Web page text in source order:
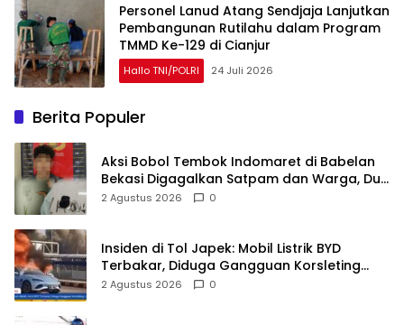
Personel Lanud Atang Sendjaja Lanjutkan
Pembangunan Rutilahu dalam Program
TMMD Ke-129 di Cianjur
Hallo TNI/POLRI 24 Juli 2026
Berita Populer
Aksi Bobol Tembok Indomaret di Babelan
Bekasi Digagalkan Satpam dan Warga, Dua
Pelaku Diamankan
2 Agustus 2026 0
Insiden di Tol Japek: Mobil Listrik BYD
Terbakar, Diduga Gangguan Korsleting
Listrik
2 Agustus 2026 0